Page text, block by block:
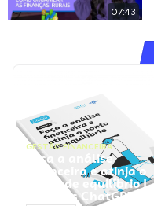
07:43
GESTÃO FINANCEIRA
Faça a análise
financeira e atinja o
ponto de equilíbrio |
Prompts ChatGPT